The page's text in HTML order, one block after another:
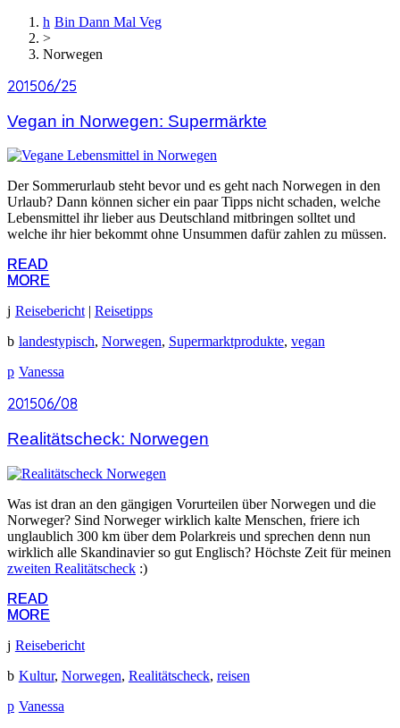
Bin Dann Mal Veg
>
Norwegen
201506/25
201506/25
Vegan in Norwegen: Supermärkte
Der Sommerurlaub steht bevor und es geht nach Norwegen in den
Urlaub? Dann können sicher ein paar Tipps nicht schaden, welche
Lebensmittel ihr lieber aus Deutschland mitbringen solltet und
welche ihr hier bekommt ohne Unsummen dafür zahlen zu müssen.
READ
MORE
READ
MORE
Reisebericht| Reisetipps
landestypisch, Norwegen, Supermarktprodukte, vegan
Vanessa
201506/08
201506/08
Realitätscheck: Norwegen
Was ist dran an den gängigen Vorurteilen über Norwegen und die
Norweger? Sind Norweger wirklich kalte Menschen, friere ich
unglaublich 300 km über dem Polarkreis und sprechen denn nun
wirklich alle Skandinavier so gut Englisch? Höchste Zeit für meinen
zweiten Realitätscheck :)
READ
MORE
READ
MORE
Reisebericht
Kultur, Norwegen, Realitätscheck, reisen
Vanessa